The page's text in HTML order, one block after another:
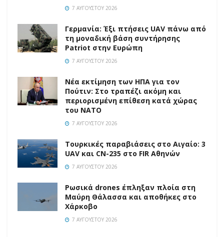
7 ΑΥΓΟΎΣΤΟΥ 2026
Γερμανία: Έξι πτήσεις UAV πάνω από
τη μοναδική βάση συντήρησης
Patriot στην Ευρώπη
7 ΑΥΓΟΎΣΤΟΥ 2026
Νέα εκτίμηση των ΗΠΑ για τον
Πούτιν: Στο τραπέζι ακόμη και
περιορισμένη επίθεση κατά χώρας
του ΝΑΤΟ
7 ΑΥΓΟΎΣΤΟΥ 2026
Τουρκικές παραβιάσεις στο Αιγαίο: 3
UAV και CN-235 στο FIR Αθηνών
7 ΑΥΓΟΎΣΤΟΥ 2026
Ρωσικά drones έπληξαν πλοία στη
Μαύρη Θάλασσα και αποθήκες στο
Χάρκοβο
7 ΑΥΓΟΎΣΤΟΥ 2026